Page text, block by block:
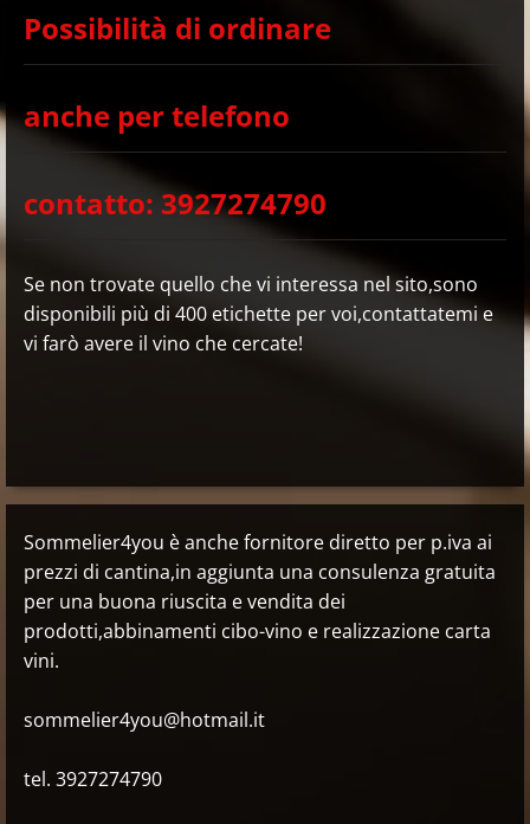
Possibilità di ordinare
anche per telefono
contatto: 3927274790
Se non trovate quello che vi interessa nel sito,sono
disponibili più di 400 etichette per voi,contattatemi e
vi farò avere il vino che cercate!
Sommelier4you è anche fornitore diretto per p.iva ai
prezzi di cantina,in aggiunta una consulenza gratuita
per una buona riuscita e vendita dei
prodotti,abbinamenti cibo-vino e realizzazione carta
vini.
sommelier4you@hotmail.it
tel. 3927274790